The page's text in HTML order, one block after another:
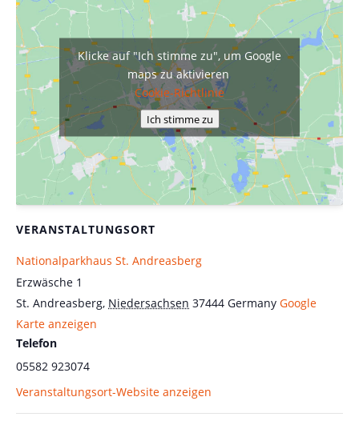
VERANSTALTUNGSORT
Nationalparkhaus St. Andreasberg
Erzwäsche 1
St. Andreasberg, Niedersachsen 37444 Germany Google
Karte anzeigen
Telefon
05582 923074
Veranstaltungsort-Website anzeigen
Klicke auf "Ich stimme zu", um Google
maps zu aktivieren
Cookie-Richtlinie
Ich stimme zu